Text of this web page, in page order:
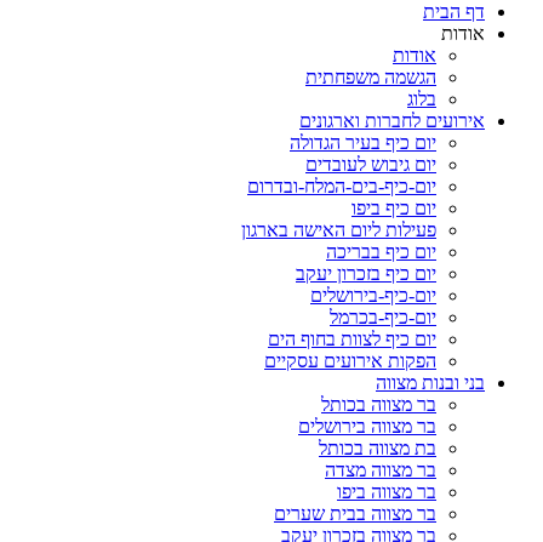
דף הבית
אודות
אודות
הגשמה משפחתית
בלוג
אירועים לחברות וארגונים
יום כיף בעיר הגדולה
יום גיבוש לעובדים
יום-כיף-בים-המלח-ובדרום
יום כיף ביפו
פעילות ליום האישה בארגון
יום כיף בבריכה
יום כיף בזכרון יעקב
יום-כיף-בירושלים
יום-כיף-בכרמל
יום כיף לצוות בחוף הים
הפקות אירועים עסקיים
בני ובנות מצווה
בר מצווה בכותל
בר מצווה בירושלים
בת מצווה בכותל
בר מצווה מצדה
בר מצווה ביפו
בר מצווה בבית שערים
בר מצווה בזכרון יעקב